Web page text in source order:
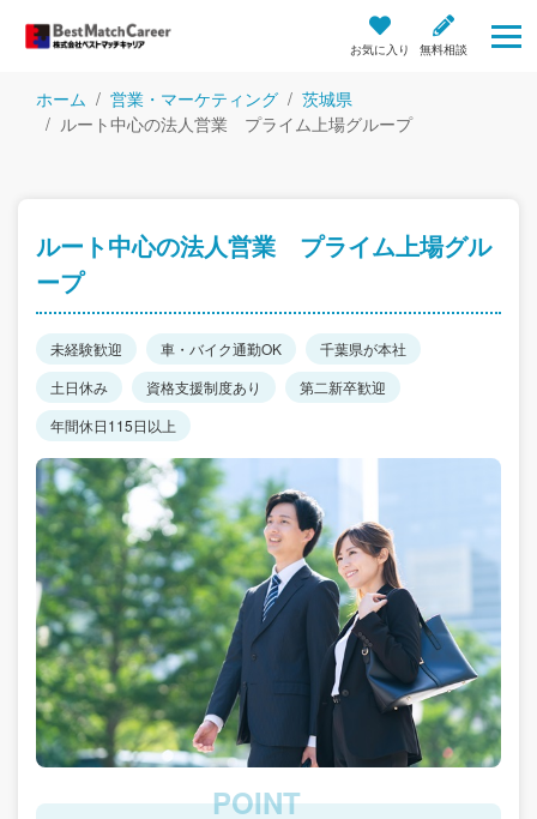
お気に入り 無料相談
ホーム 営業・マーケティング
茨城県
ルート中心の法人営業 プライム上場グループ
ルート中心の法人営業 プライム上場グル
ープ
未経験歓迎 車・バイク通勤OK
千葉県が本社
土日休み
資格支援制度あり
第二新卒歓迎
年間休日115日以上